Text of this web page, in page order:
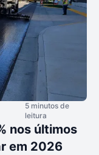
5 minutos de
leitura
nos últimos
em 2026